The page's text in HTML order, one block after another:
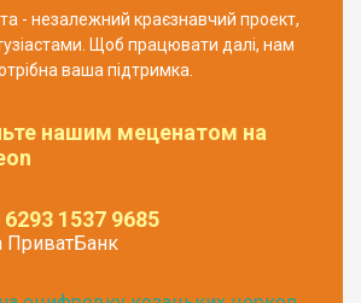
- незалежний краєзнавчий проект,
Щоб працювати далі, нам
ваша підтримка.
нашим меценатом на
6293 1537 9685
ПриватБанк